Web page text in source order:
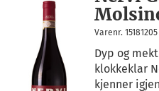
Varenr. 15181205
Dyp og
klokkeklar
kjenner